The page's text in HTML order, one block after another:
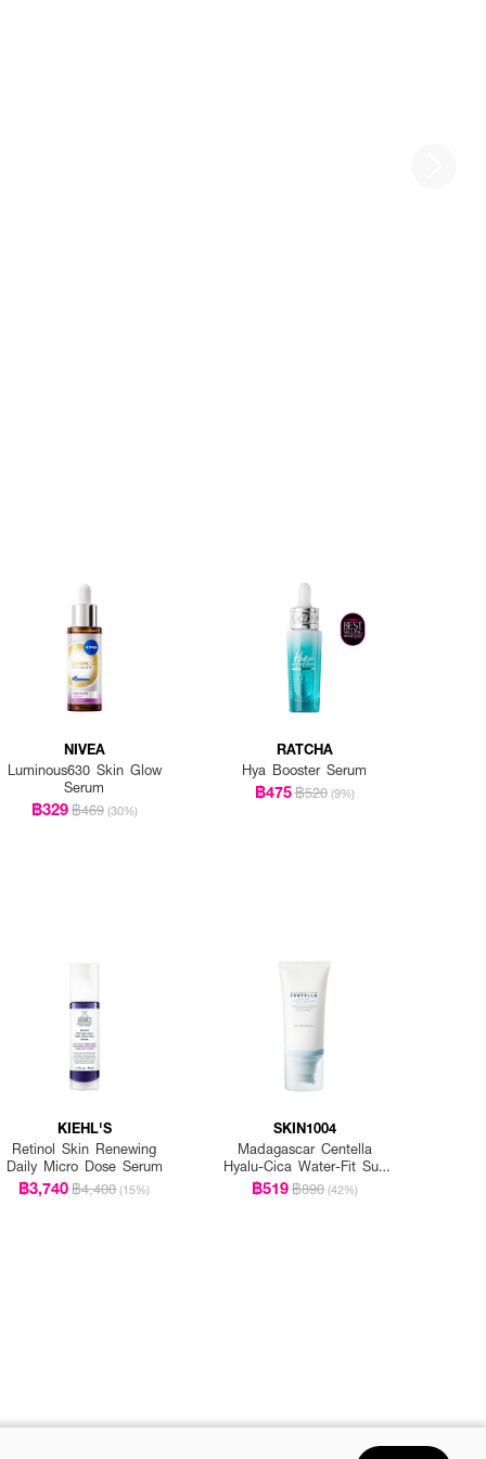
NIVEA
Luminous630 Skin Glow
Serum
฿329฿469 (30%)
RATCHA
Hya Booster Serum
฿475฿520 (9%)
KIEHL'S
Retinol Skin Renewing
Daily Micro Dose Serum
฿3,740฿4,400 (15%)
SKIN1004
Madagascar Centella
Hyalu-Cica Water-Fit Sun
Serum Spf50+ Pa+++
฿519฿890 (42%)